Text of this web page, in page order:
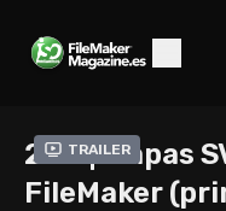
Trailer
284 | Mapas
FileMaker